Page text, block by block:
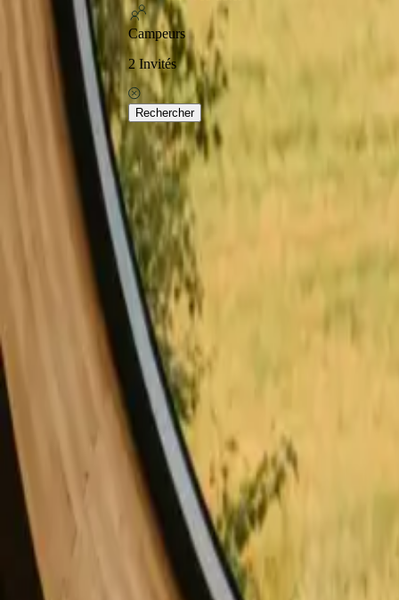
Campeurs
2 Invités
Rechercher
Glamping en France Glamping en Occitanie
Découvrez les populaires